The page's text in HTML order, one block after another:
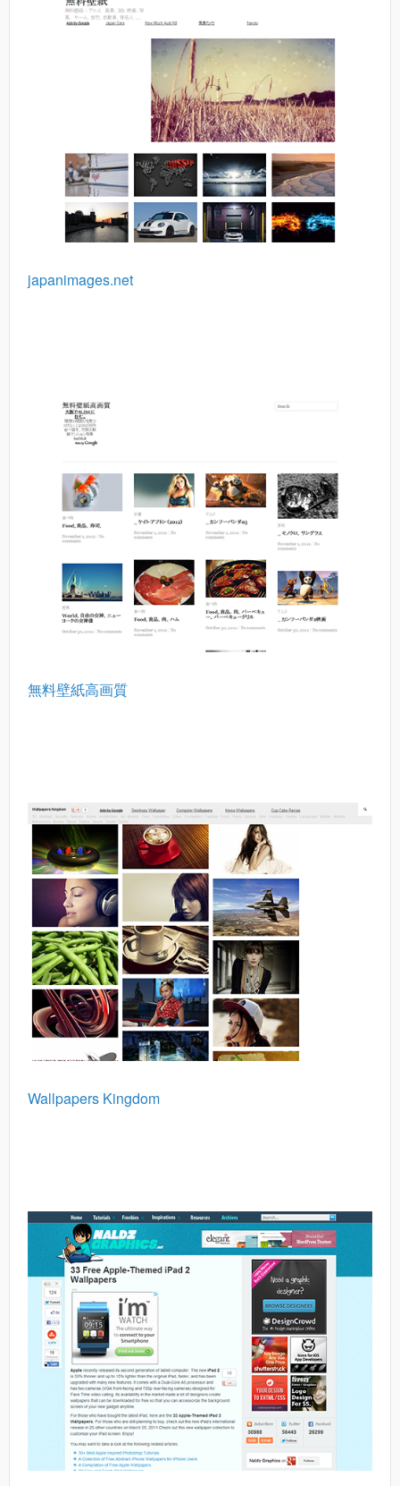
japanimages.net
無料壁紙高画質
Wallpapers Kingdom